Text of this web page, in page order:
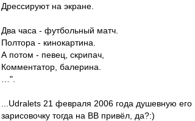
Дрессируют на экране.
Два часа - футбольный матч.
Полтора - кинокартина.
А потом - певец, скрипач,
Комментатор, балерина.
…".
...Udralets 21 февраля 2006 года душевную его
зарисовочку тогда на ВВ привёл, да?:)